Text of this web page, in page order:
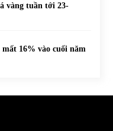
vàng tuần tới 23-
16% vào cuối năm